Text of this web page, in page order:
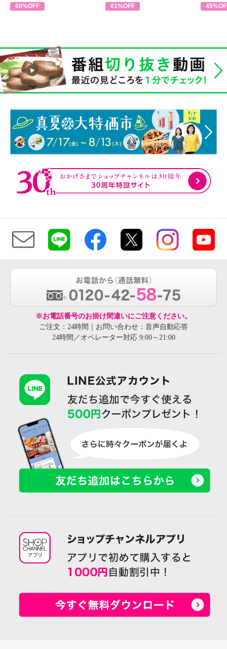
60%OFF 61%OFF
※お電話番号のお掛け間違いにご注意ください。
ご注文：24時間｜お問い合わせ：音声自動応答
24時間／オペレーター対応 9:00～21:00